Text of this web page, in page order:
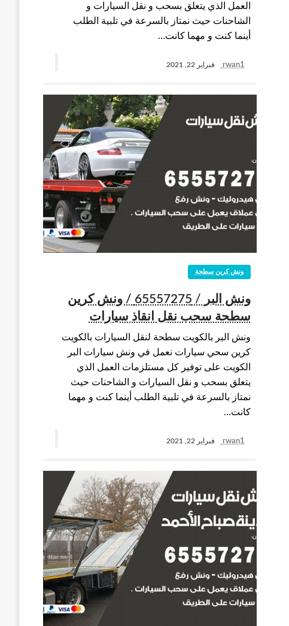
العمل الذي يتعلق بسحب و نقل السيارات و
الشاحنات حيث نمتاز بالسرعة في تلبية الطلب
أينما كنت و مهما كانت…
rwan1 فبراير 22, 2021
ونش كرين سطحة
ونش البر / 65557275 / ونش كرين
سطحة سحب نقل انقاذ سيارات
ونش البر بالكويت سطحة لنقل السيارات بالكويت
كرين سحي سيارات نعمل في ونش سيارات البر
الكويت على توفير كل مستلزمات العمل الذي
يتعلق بسحب و نقل السيارات و الشاحنات حيث
نمتاز بالسرعة في تلبية الطلب أينما كنت و مهما
كانت…
rwan1 فبراير 22, 2021